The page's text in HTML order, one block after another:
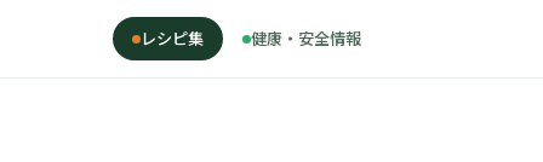
レシピ集 健康・安全情報